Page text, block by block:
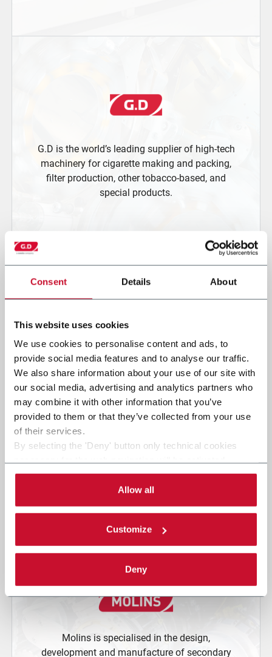
Consent Details About
This website uses cookies
We use cookies to personalise content and ads, to
provide social media features and to analyse our traffic.
We also share information about your use of our site with
our social media, advertising and analytics partners who
may combine it with other information that you’ve
provided to them or that they’ve collected from your use
of their services.
By selecting the 'Deny' button only technical cookies
By selecting the 'Customize' button you can choose the
single categories of cookies to be activated.
Read the completecookie policy.
Allow all
Customize
Deny
G.D is the world’s leading supplier of high-tech
machinery for cigarette making and packing,
filter production, other tobacco-based, and
special products.
SASIB manufactures medium-speed
production lines for the tobacco industry and
specialises in cigarette making and packing,
filter tubes, and machines for other tobacco
products.
Molins is specialised in the design,
development and manufacture of secondary